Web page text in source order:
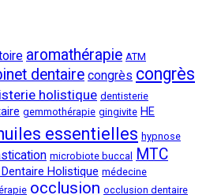
aromathérapie ATM
dentaire congrès congrès
holistique dentisterie
gemmothérapie gingivite HE
essentielles hypnose
microbiote buccal MTC
Holistique médecine
occlusion occlusion dentaire